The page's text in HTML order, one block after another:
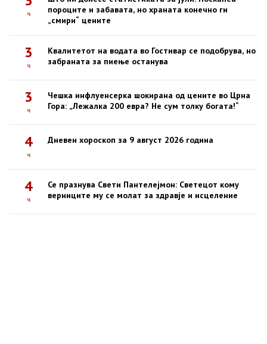
ч
пороците и забавата, но храната конечно ги
„смири“ цените
3
ч
Квалитетот на водата во Гостивар се подобрува, но
забраната за пиење останува
3
ч
Чешка инфлуенсерка шокирана од цените во Црна
Гора: „Лежалка 200 евра? Не сум толку богата!“
4
ч
Дневен хороскоп за 9 август 2026 година
4
ч
Се празнува Свети Пантелејмон: Светецот кому
верниците му се молат за здравје и исцеление